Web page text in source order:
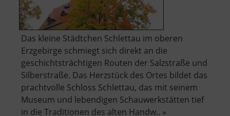
Das kleine Städtchen Schlettau im oberen
Erzgebirge schmiegt sich direkt an die
geschichtsträchtigen Routen der Salzstraße und
Silberstraße. Das Herzstück des Ortes bildet das
prachtvolle Schloss Schlettau, das mit seinem
Museum und lebendigen Schauwerkstätten tief
in die Traditionen des alten Handw.. »